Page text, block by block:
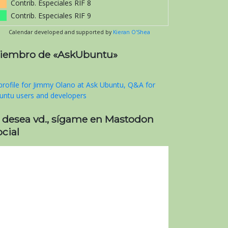
Contrib. Especiales RIF 8
Contrib. Especiales RIF 9
Calendar developed and supported by Kieran O'Shea
de «AskUbuntu»
desea vd., sígame en Mastodon